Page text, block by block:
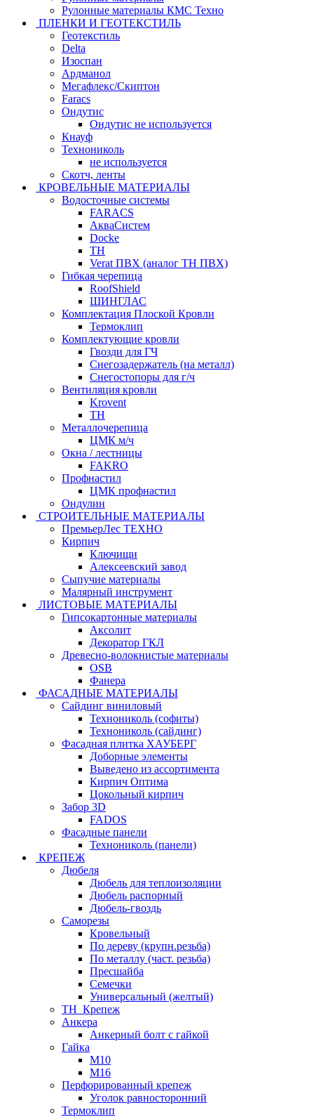
Рулонные материалы КМС Техно
ПЛЕНКИ И ГЕОТЕКСТИЛЬ
Геотекстиль
Delta
Изоспан
Ардманол
Мегафлекс/Скиптон
Faracs
Ондутис
Ондутис не используется
Кнауф
Технониколь
не используется
Скотч, ленты
КРОВЕЛЬНЫЕ МАТЕРИАЛЫ
Водосточные системы
FARACS
АкваСистем
Docke
ТН
Verat ПВХ (аналог ТН ПВХ)
Гибкая черепица
RoofShield
ШИНГЛАС
Комплектация Плоской Кровли
Термоклип
Комплектующие кровли
Гвозди для ГЧ
Снегозадержатель (на металл)
Снегостопоры для г/ч
Вентиляция кровли
Krovent
ТН
Металлочерепица
ЦМК м/ч
Окна / лестницы
FAKRO
Профнастил
ЦМК профнастил
Ондулин
СТРОИТЕЛЬНЫЕ МАТЕРИАЛЫ
ПремьерЛес ТЕХНО
Кирпич
Ключищи
Алексеевский завод
Сыпучие материалы
Малярный инструмент
ЛИСТОВЫЕ МАТЕРИАЛЫ
Гипсокартонные материалы
Аксолит
Декоратор ГКЛ
Древесно-волокнистые материалы
OSB
Фанера
ФАСАДНЫЕ МАТЕРИАЛЫ
Сайдинг виниловый
Технониколь (софиты)
Технониколь (сайдинг)
Фасадная плитка ХАУБЕРГ
Доборные элементы
Выведено из ассортимента
Кирпич Оптима
Цокольный кирпич
Забор 3D
FADOS
Фасадные панели
Технониколь (панели)
КРЕПЕЖ
Дюбеля
Дюбель для теплоизоляции
Дюбель распорный
Дюбель-гвоздь
Саморезы
Кровельный
По дереву (крупн.резьба)
По металлу (част. резьба)
Пресшайба
Семечки
Универсальный (желтый)
ТН_Крепеж
Анкера
Анкерный болт с гайкой
Гайка
М10
М16
Перфорированный крепеж
Уголок равносторонний
Термоклип